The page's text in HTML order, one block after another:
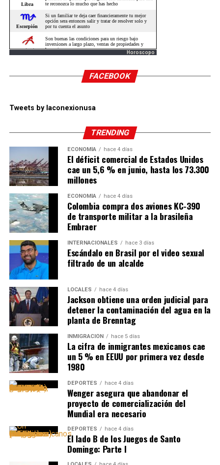
Horoscopo
FACEBOOK
Tweets by laconexionusa
TRENDING
ECONOMÍA hace 4 días
El déficit comercial de Estados Unidos
cae un 5,6 % en junio, hasta los 73.300
millones
ECONOMÍA hace 4 días
Colombia compra dos aviones KC-390
de transporte militar a la brasileña
Embraer
INTERNACIONALES hace 3 días
Escándalo en Brasil por el video sexual
filtrado de un alcalde
LOCALES hace 4 días
Jackson obtiene una orden judicial para
detener la contaminación del agua en la
planta de Brenntag
INMIGRACIÓN hace 5 días
La cifra de inmigrantes mexicanos cae
un 5 % en EEUU por primera vez desde
1980
DEPORTES hace 4 días
Wenger asegura que abandonar el
proyecto de comercialización del
Mundial era necesario
DEPORTES hace 4 días
El lado B de los Juegos de Santo
Domingo: Parte I